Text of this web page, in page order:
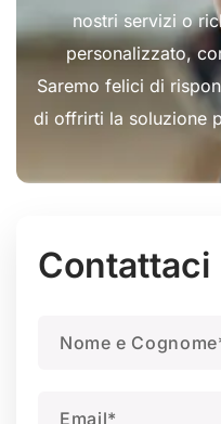
nostri servizi o
personalizzato,
Saremo felici di
di offrirti la soluzione
Contattaci